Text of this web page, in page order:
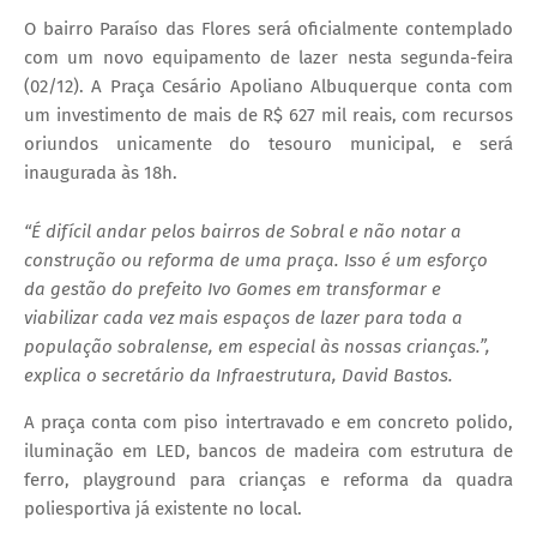
O bairro Paraíso das Flores será oficialmente contemplado
com um novo equipamento de lazer nesta segunda-feira
(02/12). A Praça Cesário Apoliano Albuquerque conta com
um investimento de mais de R$ 627 mil reais, com recursos
oriundos unicamente do tesouro municipal, e será
inaugurada às 18h.
“É difícil andar pelos bairros de Sobral e não notar a
construção ou reforma de uma praça. Isso é um esforço
da gestão do prefeito Ivo Gomes em transformar e
viabilizar cada vez mais espaços de lazer para toda a
população sobralense, em especial às nossas crianças.”,
explica o secretário da Infraestrutura, David Bastos.
A praça conta com piso intertravado e em concreto polido,
iluminação em LED, bancos de madeira com estrutura de
ferro, playground para crianças e reforma da quadra
poliesportiva já existente no local.